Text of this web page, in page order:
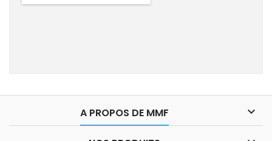
A PROPOS DE MMF 